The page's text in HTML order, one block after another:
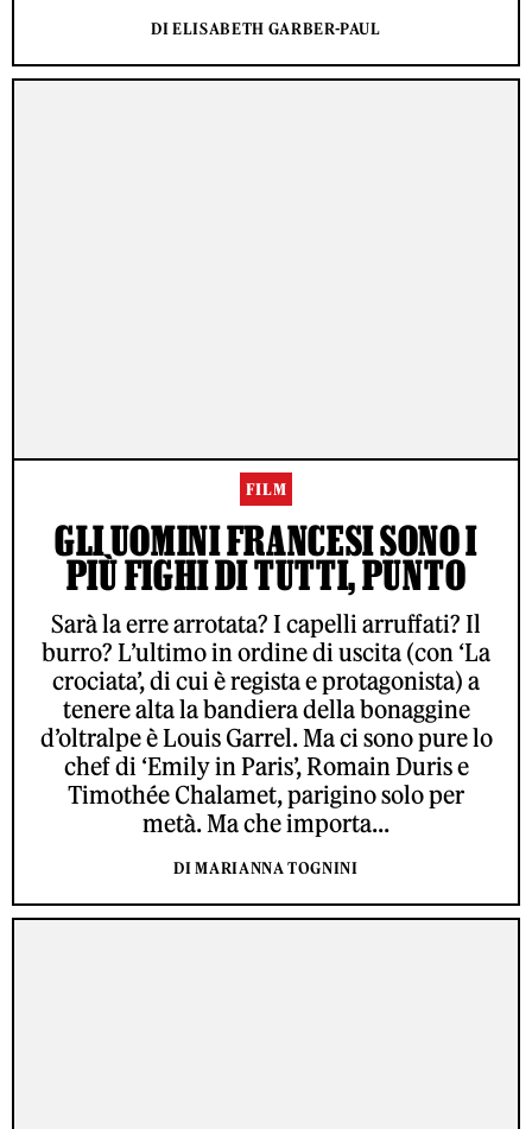
DI ELISABETH GARBER-PAUL
FILM
GLI UOMINI FRANCESI SONO I
PIÙ FIGHI DI TUTTI, PUNTO
Sarà la erre arrotata? I capelli arruffati? Il
burro? L’ultimo in ordine di uscita (con ‘La
crociata’, di cui è regista e protagonista) a
tenere alta la bandiera della bonaggine
d’oltralpe è Louis Garrel. Ma ci sono pure lo
chef di ‘Emily in Paris’, Romain Duris e
Timothée Chalamet, parigino solo per
metà. Ma che importa...
DI MARIANNA TOGNINI